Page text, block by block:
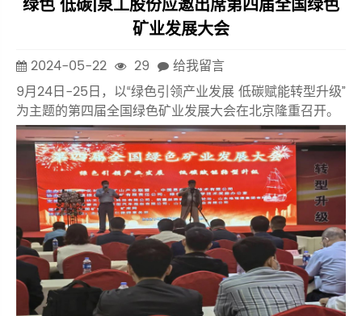
绿色 低碳|泉工股份应邀出席第四届全国绿色
矿业发展大会
2024-05-22 29
给我留言
9月24日-25日，以“绿色引领产业发展 低碳赋能转型升级”
为主题的第四届全国绿色矿业发展大会在北京隆重召开。